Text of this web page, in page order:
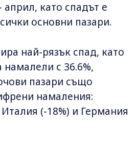
като спадът е
основни пазари.
най-рязък спад, като
намалели с 36.6%,
пазари също
намаления:
(-18%) и Германия